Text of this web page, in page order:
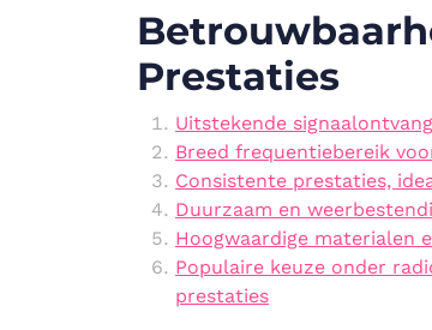
Prestaties
Uitstekende
Breed frequentiebereik
Consistente prestaties,
Duurzaam en
Hoogwaardige materialen
Populaire keuze onder
prestaties